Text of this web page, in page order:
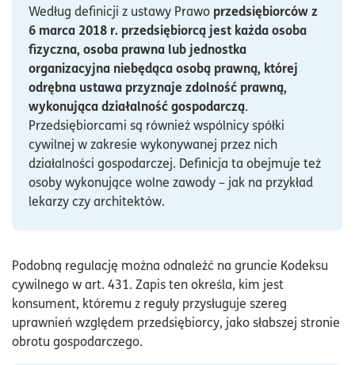
Według definicji z ustawy Prawo przedsiębiorców z
6 marca 2018 r. przedsiębiorcą jest każda osoba
fizyczna, osoba prawna lub jednostka
organizacyjna niebędąca osobą prawną, której
odrębna ustawa przyznaje zdolność prawną,
wykonująca działalność gospodarczą.
Przedsiębiorcami są również wspólnicy spółki
cywilnej w zakresie wykonywanej przez nich
działalności gospodarczej. Definicja ta obejmuje też
osoby wykonujące wolne zawody – jak na przykład
lekarzy czy architektów.
Podobną regulację można odnaleźć na gruncie Kodeksu
cywilnego w art. 431. Zapis ten określa, kim jest
konsument, któremu z reguły przysługuje szereg
uprawnień względem przedsiębiorcy, jako słabszej stronie
obrotu gospodarczego.